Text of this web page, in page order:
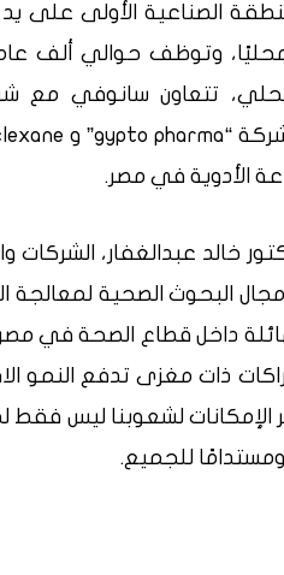
1962 في المنطقة الصناعية
محليًا، وتوظف حوالي ألف
المحلي، تتعاون سانوفي
الأدوية في مصر.
خالد عبدالغفار، الشركات
البحوث الصحية لمعالجة
داخل قطاع الصحة في
ذات مغزى تدفع النمو
الإمكانات لشعوبنا ليس فقط
ومستدامًا للجميع.